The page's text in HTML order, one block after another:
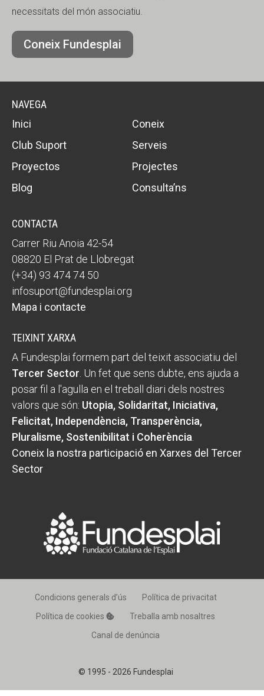
necessitats del món associatiu.
Coneix Fundesplai
NAVEGA
Inici
Coneix
Club Suport
Serveis
Proyectos
Projectes
Blog
Consulta’ns
CONTACTA
Carrer Riu Anoia 42-54
08820 El Prat de Llobregat
(+34) 93 474 74 50
infosuport@fundesplai.org
Mapa i contacte
TEIXINT XARXA
A Fundesplai formem part del teixit associatiu del
Tercer Sector . Un fet que sens dubte, ens ajuda a
posar fil a l'agulla en el treball diari dels nostres
valors que són: Utopia, Solidaritat, Iniciativa,
Felicitat, Independència, Transperència,
Pluralisme, Sostenibilitat i Coherència
Coneix la nostra participació en Xarxes del Tercer
Sector
© 1995 - 2026 Fundesplai
Condicions generals d’ús
Política de privacitat
Política de cookies
Treballa amb nosaltres
Canal de denúncia